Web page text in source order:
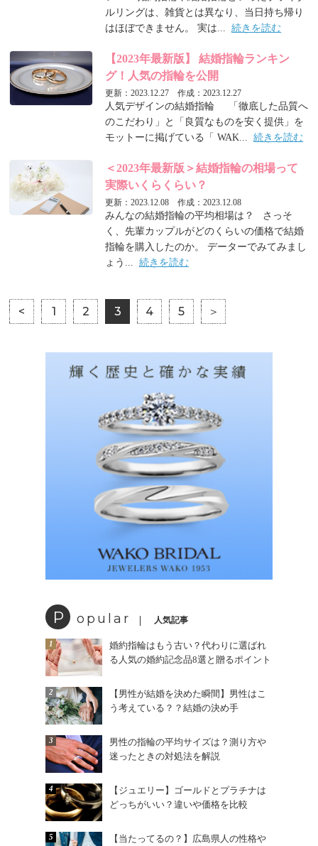
ルリングは、雑貨とは異なり、当日持ち帰り
はほぼできません。 実は...続きを読む
【2023年最新版】 結婚指輪ランキン
グ！人気の指輪を公開
更新：2023.12.27 作成：2023.12.27
人気デザインの結婚指輪 「徹底した品質へ
のこだわり」と「良質なものを安く提供」を
モットーに掲げている「 WAK...続きを読む
＜2023年最新版＞結婚指輪の相場って
実際いくらくらい？
更新：2023.12.08 作成：2023.12.08
みんなの結婚指輪の平均相場は？ さっそ
く、先輩カップルがどのくらいの価格で結婚
指輪を購入したのか。 データーでみてみまし
ょう...続きを読む
< 1 2 3 4 5 ＞
P opular 人気記事
1
婚約指輪はもう古い？代わりに選ばれ
る人気の婚約記念品8選と贈るポイント
2
【男性が結婚を決めた瞬間】男性はこ
う考えている？？結婚の決め手
3
男性の指輪の平均サイズは？測り方や
迷ったときの対処法を解説
4
【ジュエリー】ゴールドとプラチナは
どっちがいい？違いや価格を比較
5
【当たってるの？】広島県人の性格や